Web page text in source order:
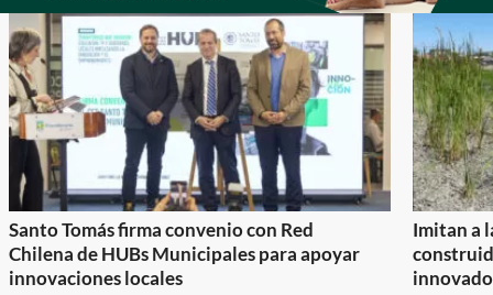
Santo Tomás firma convenio con Red
Chilena de HUBs Municipales para apoyar
innovaciones locales
Imitan a